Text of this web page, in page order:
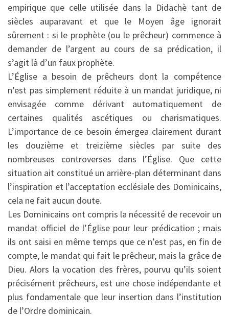
empirique que celle utilisée dans la Didachè tant de
siècles auparavant et que le Moyen âge ignorait
sûrement : si le prophète (ou le prêcheur) commence à
demander de l’argent au cours de sa prédication, il
s’agit là d’un faux prophète.
L’Église a besoin de prêcheurs dont la compétence
n’est pas simplement réduite à un mandat juridique, ni
envisagée comme dérivant automatiquement de
certaines qualités ascétiques ou charismatiques.
L’importance de ce besoin émergea clairement durant
les douzième et treizième siècles par suite des
nombreuses controverses dans l’Église. Que cette
situation ait constitué un arrière-plan déterminant dans
l’inspiration et l’acceptation ecclésiale des Dominicains,
cela ne fait aucun doute.
Les Dominicains ont compris la nécessité de recevoir un
mandat officiel de l’Église pour leur prédication ; mais
ils ont saisi en même temps que ce n’est pas, en fin de
compte, le mandat qui fait le prêcheur, mais la grâce de
Dieu. Alors la vocation des frères, pourvu qu’ils soient
précisément prêcheurs, est une chose indépendante et
plus fondamentale que leur insertion dans l’institution
de l’Ordre dominicain.